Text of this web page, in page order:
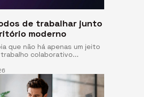
de trabalhar junto
moderno
que não há apenas um jeito
colaborativo...